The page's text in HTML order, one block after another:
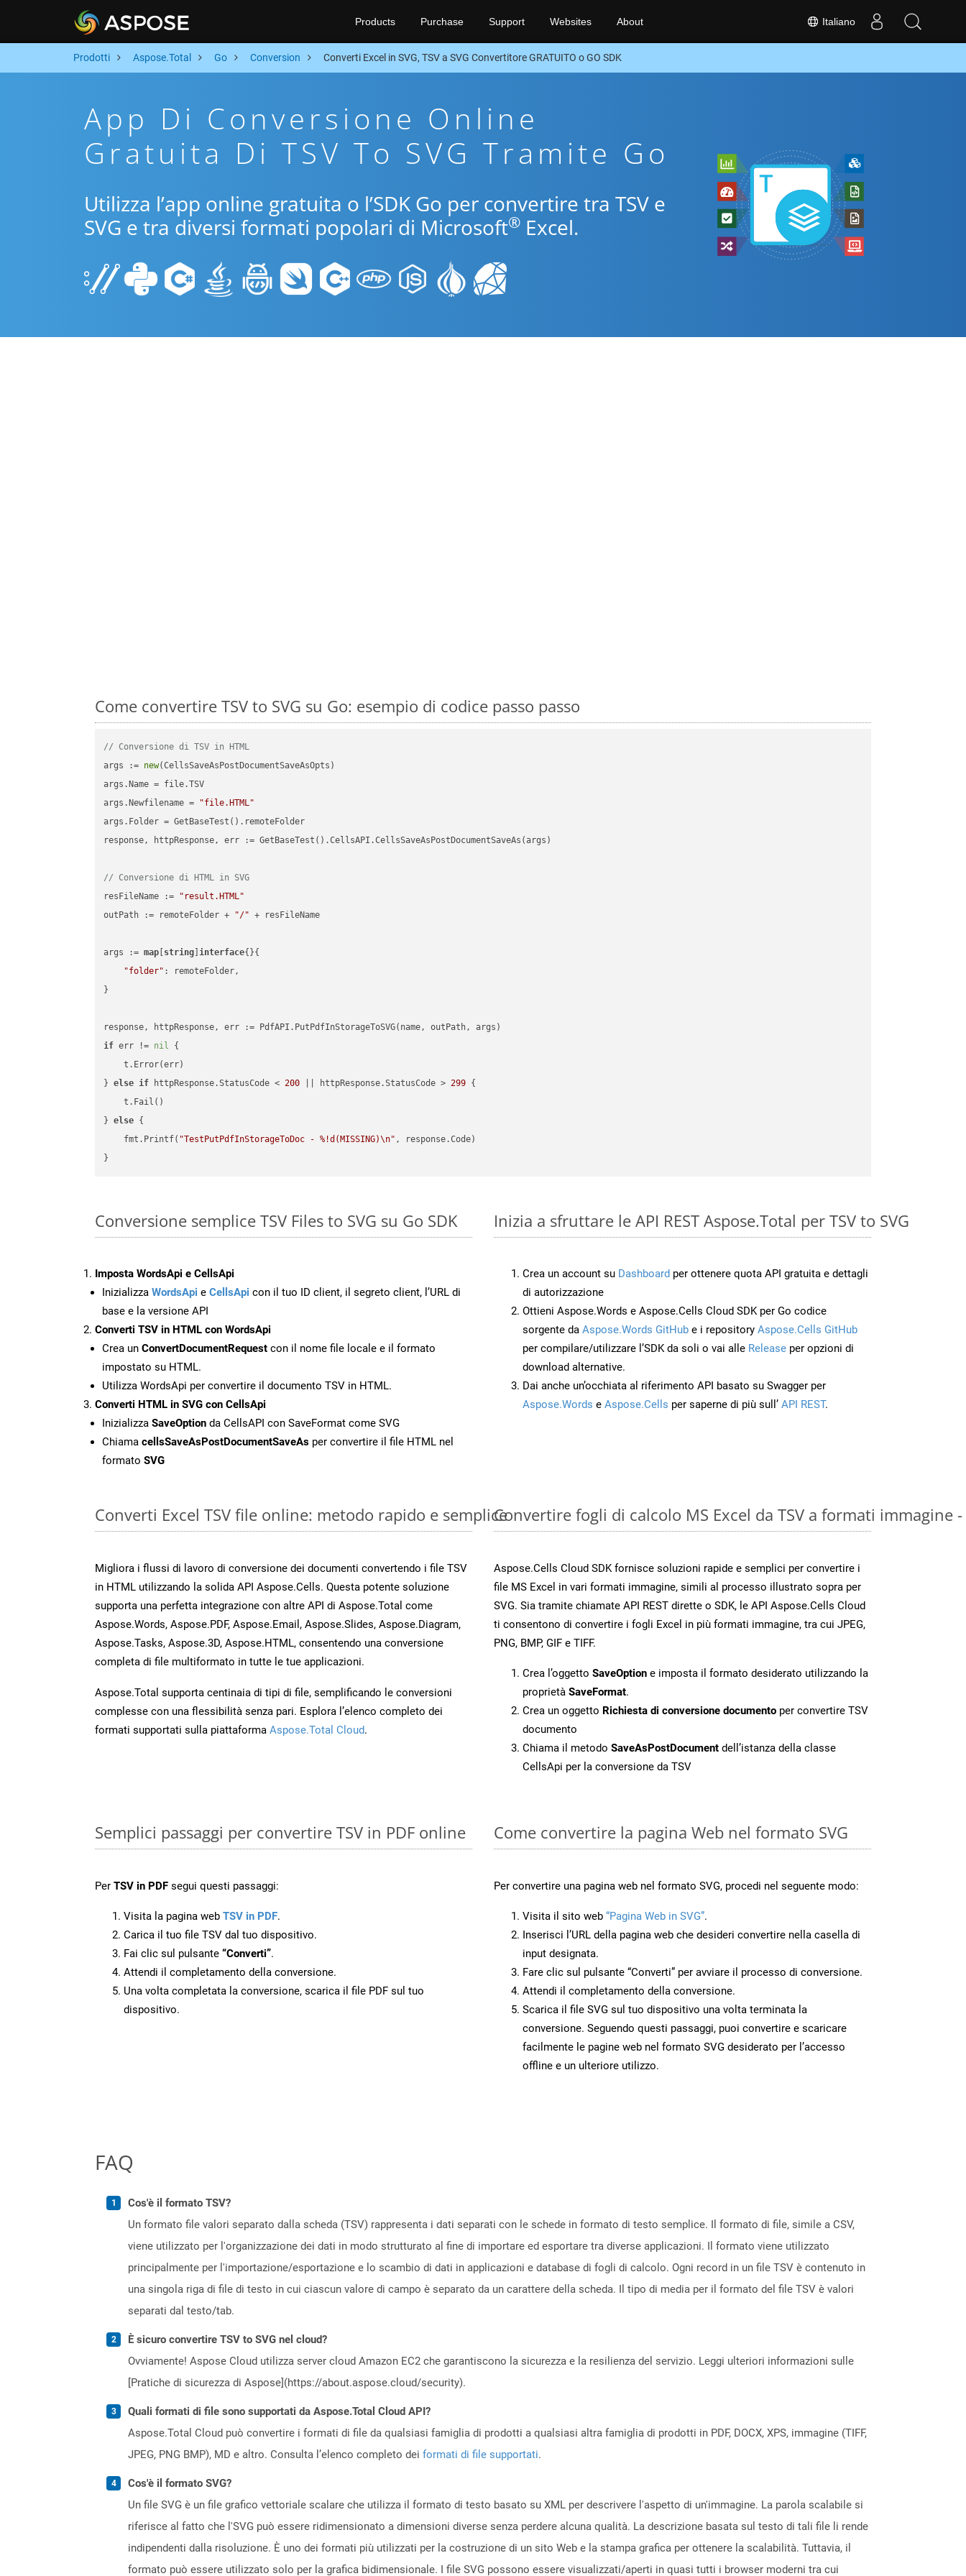
Italiano
Products Purchase Support Websites About
Prodotti Aspose.Total Go Conversion Converti Excel in SVG, TSV a SVG Convertitore GRATUITO o GO SDK
App Di Conversione Online
Gratuita Di TSV To SVG Tramite Go
Utilizza l’app online gratuita o l’SDK Go per convertire tra TSV e
SVG e tra diversi formati popolari di Microsoft® Excel.
Come convertire TSV to SVG su Go: esempio di codice passo passo
// Conversione di TSV in HTML
args := new(CellsSaveAsPostDocumentSaveAsOpts)
args.Name = file.TSV
args.Newfilename =
"file.HTML"
args.Folder = GetBaseTest().remoteFolder
response, httpResponse, err := GetBaseTest().CellsAPI.CellsSaveAsPostDocumentSaveAs(args)
// Conversione di HTML in SVG
resFileName :=
"result.HTML"
outPath := remoteFolder +
"/" + resFileName
args := map string ]interface{}{
"folder" : remoteFolder,
}
if err != nil {
    t.Error(err)
} else if httpResponse.StatusCode < 200 || httpResponse.StatusCode > 299 {
    t.Fail()
} else {
    fmt.Printf(
"TestPutPdfInStorageToDoc - %!d(MISSING)\n" , response.Code)
Conversione semplice TSV Files to SVG su Go SDK
Imposta WordsApi e CellsApi
Inizializza WordsApi e CellsApi con il tuo ID client, il segreto client, l’URL di
base e la versione API
Converti TSV in HTML con WordsApi
Crea un ConvertDocumentRequest con il nome file locale e il formato
impostato su HTML.
Utilizza WordsApi per convertire il documento TSV in HTML.
Converti HTML in SVG con CellsApi
Inizializza SaveOption da CellsAPI con SaveFormat come SVG
Chiama cellsSaveAsPostDocumentSaveAs per convertire il file HTML nel
formato SVG
Inizia a sfruttare le API REST Aspose.Total per TSV to SVG
Crea un account su Dashboard per ottenere quota API gratuita e dettagli
di autorizzazione
Ottieni Aspose.Words e Aspose.Cells Cloud SDK per Go codice
sorgente da Aspose.Words GitHub e i repository Aspose.Cells GitHub
per compilare/utilizzare l’SDK da soli o vai alle Release per opzioni di
download alternative.
Dai anche un’occhiata al riferimento API basato su Swagger per
Aspose.Words e Aspose.Cells per saperne di più sull’ API REST.
Converti Excel TSV file online: metodo rapido e semplice
Migliora i flussi di lavoro di conversione dei documenti convertendo i file TSV
in HTML utilizzando la solida API Aspose.Cells. Questa potente soluzione
supporta una perfetta integrazione con altre API di Aspose.Total come
Aspose.Words, Aspose.PDF, Aspose.Email, Aspose.Slides, Aspose.Diagram,
Aspose.Tasks, Aspose.3D, Aspose.HTML, consentendo una conversione
completa di file multiformato in tutte le tue applicazioni.
Aspose.Total supporta centinaia di tipi di file, semplificando le conversioni
complesse con una flessibilità senza pari. Esplora l’elenco completo dei
formati supportati sulla piattaforma Aspose.Total Cloud.
Convertire fogli di calcolo MS Excel da TSV a formati immagine
Aspose.Cells Cloud SDK fornisce soluzioni rapide e semplici per convertire i
file MS Excel in vari formati immagine, simili al processo illustrato sopra per
SVG. Sia tramite chiamate API REST dirette o SDK, le API Aspose.Cells Cloud
ti consentono di convertire i fogli Excel in più formati immagine, tra cui JPEG,
PNG, BMP, GIF e TIFF.
Crea l’oggetto SaveOption e imposta il formato desiderato utilizzando la
proprietà SaveFormat.
Crea un oggetto Richiesta di conversione documento per convertire TSV
documento
Chiama il metodo SaveAsPostDocument dell’istanza della classe
CellsApi per la conversione da TSV
Semplici passaggi per convertire TSV in PDF online
Per TSV in PDF segui questi passaggi:
Visita la pagina web TSV in PDF.
Carica il tuo file TSV dal tuo dispositivo.
Fai clic sul pulsante “Converti”.
Attendi il completamento della conversione.
Una volta completata la conversione, scarica il file PDF sul tuo
dispositivo.
Come convertire la pagina Web nel formato SVG
Per convertire una pagina web nel formato SVG, procedi nel seguente modo:
Visita il sito web “Pagina Web in SVG”.
Inserisci l’URL della pagina web che desideri convertire nella casella di
input designata.
Fare clic sul pulsante “Converti” per avviare il processo di conversione.
Attendi il completamento della conversione.
Scarica il file SVG sul tuo dispositivo una volta terminata la
conversione. Seguendo questi passaggi, puoi convertire e scaricare
facilmente le pagine web nel formato SVG desiderato per l’accesso
offline e un ulteriore utilizzo.
FAQ
Cos'è il formato TSV?
Un formato file valori separato dalla scheda (TSV) rappresenta i dati separati con le schede in formato di testo semplice. Il formato di file, simile a CSV,
viene utilizzato per l'organizzazione dei dati in modo strutturato al fine di importare ed esportare tra diverse applicazioni. Il formato viene utilizzato
principalmente per l'importazione/esportazione e lo scambio di dati in applicazioni e database di fogli di calcolo. Ogni record in un file TSV è contenuto in
una singola riga di file di testo in cui ciascun valore di campo è separato da un carattere della scheda. Il tipo di media per il formato del file TSV è valori
separati dal testo/tab.
È sicuro convertire TSV to SVG nel cloud?
Ovviamente! Aspose Cloud utilizza server cloud Amazon EC2 che garantiscono la sicurezza e la resilienza del servizio. Leggi ulteriori informazioni sulle
[Pratiche di sicurezza di Aspose](https://about.aspose.cloud/security).
Quali formati di file sono supportati da Aspose.Total Cloud API?
Aspose.Total Cloud può convertire i formati di file da qualsiasi famiglia di prodotti a qualsiasi altra famiglia di prodotti in PDF, DOCX, XPS, immagine (TIFF,
JPEG, PNG BMP), MD e altro. Consulta l’elenco completo dei formati di file supportati.
Cos'è il formato SVG?
Un file SVG è un file grafico vettoriale scalare che utilizza il formato di testo basato su XML per descrivere l'aspetto di un'immagine. La parola scalabile si
riferisce al fatto che l'SVG può essere ridimensionato a dimensioni diverse senza perdere alcuna qualità. La descrizione basata sul testo di tali file li rende
indipendenti dalla risoluzione. È uno dei formati più utilizzati per la costruzione di un sito Web e la stampa grafica per ottenere la scalabilità. Tuttavia, il
formato può essere utilizzato solo per la grafica bidimensionale. I file SVG possono essere visualizzati/aperti in quasi tutti i browser moderni tra cui